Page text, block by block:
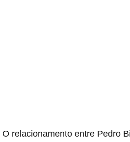
O relacionamento entre Pedro